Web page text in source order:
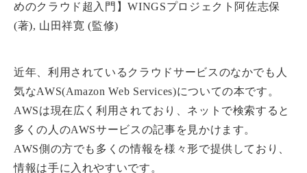
めのクラウド超入門】WINGSプロジェクト阿佐志保
(著), 山田祥寛 (監修)
近年、利用されているクラウドサービスのなかでも人
気なAWS(Amazon Web Services)についての本です。
AWSは現在広く利用されており、ネットで検索すると
多くの人のAWSサービスの記事を見かけます。
AWS側の方でも多くの情報を様々形で提供しており、
情報は手に入れやすいです。